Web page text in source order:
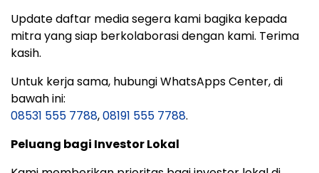
Update daftar media segera kami bagika kepada
mitra yang siap berkolaborasi dengan kami. Terima
kasih.
Untuk kerja sama, hubungi WhatsApps Center, di
bawah ini:
08531 555 7788,08191 555 7788.
Peluang bagi Investor Lokal